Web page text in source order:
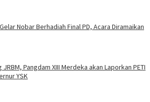
Nobar Berhadiah Final PD, Acara Diramaikan
JRBM, Pangdam XIII Merdeka akan Laporkan PETI
YSK